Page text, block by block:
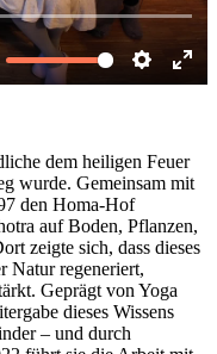
dem heiligen Feuer
wurde. Gemeinsam mit
den Homa-Hof
auf Boden, Pflanzen,
zeigte sich, dass dieses
Natur regeneriert,
Geprägt von Yoga
dieses Wissens
– und durch